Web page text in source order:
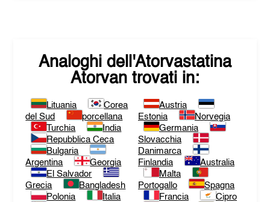
Analoghi dell'Atorvastatina
Atorvan trovati in:
Lituania
Corea
del Sud
porcellana
Turchia
India
Repubblica Ceca
Bulgaria
Argentina
Georgia
El Salvador
Grecia
Bangladesh
Polonia
Italia
Austria
Estonia
Norvegia
Germania
Slovacchia
Danimarca
Finlandia
Australia
Malta
Portogallo
Spagna
Francia
Cipro